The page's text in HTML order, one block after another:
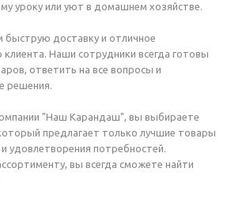
уроку или уют в домашнем хозяйстве.
доставку и отличное
Наши сотрудники всегда готовы
ответить на все вопросы и
решения.
"Наш Карандаш", вы выбираете
предлагает только лучшие товары
удовлетворения потребностей.
вы всегда сможете найти